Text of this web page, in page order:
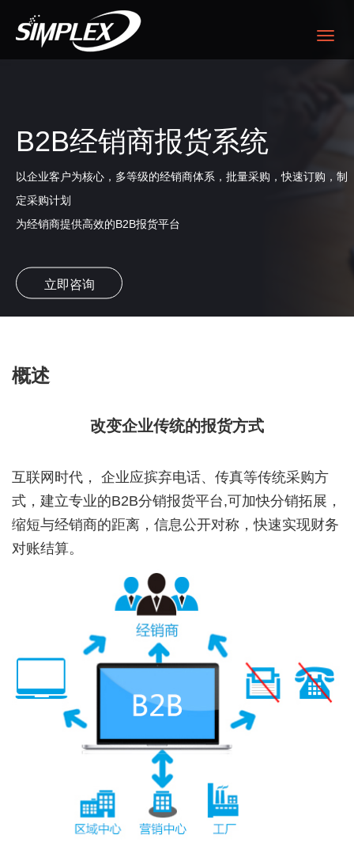
B2B经销商报货系统
以企业客户为核心，多等级的经销商体系，批量采购，快速订购，制
定采购计划
为经销商提供高效的B2B报货平台
立即咨询
概述
改变企业传统的报货方式
互联网时代， 企业应摈弃电话、传真等传统采购方
式，建立专业的B2B分销报货平台,可加快分销拓展，
缩短与经销商的距离，信息公开对称，快速实现财务
对账结算。